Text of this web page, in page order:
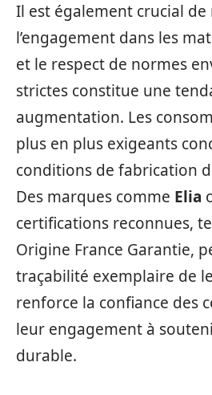
Il est également crucial
l’engagement dans les
et le respect de normes
strictes constitue une
augmentation. Les
plus en plus exigeants
conditions de fabrication
Des marques comme Elia
certifications reconnues,
Origine France Garantie,
traçabilité exemplaire de
renforce la confiance des
leur engagement à
durable.